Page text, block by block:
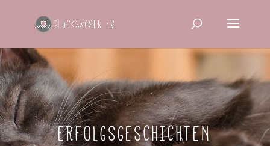
ERFOLGSGESCHICHTEN